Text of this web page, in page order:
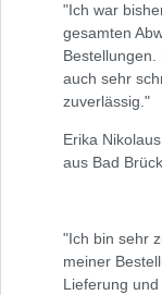
"Ich war
gesamten
auch sehr
zuverlässig."
Erika Nikolaus
aus Bad
"Ich bin sehr
meiner
Lieferung